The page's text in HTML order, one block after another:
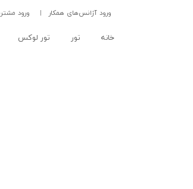
ورود آژانس‌های همکار | ورود
خانه
(current) تور تور لوکس